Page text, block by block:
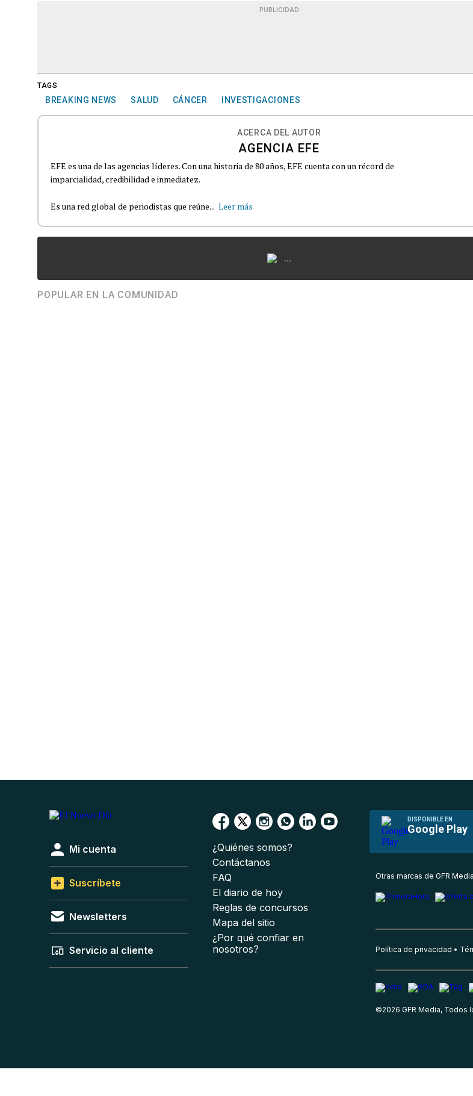
PUBLICIDAD
TAGS
BREAKING NEWS SALUD CÁNCER INVESTIGACIONES
ACERCA DEL AUTOR
AGENCIA EFE
EFE es una de las agencias líderes. Con una historia de 80 años, EFE cuenta con un récord de
imparcialidad, credibilidad e inmediatez.
Es una red global de periodistas que reúne... Leer más
...
POPULAR EN LA COMUNIDAD
DISPONIBLE EN
Google Play
Mi cuenta
Suscríbete
Newsletters
Servicio al cliente
¿Quiénes somos?
Contáctanos
FAQ
El diario de hoy
Reglas de concursos
Mapa del sitio
¿Por qué confiar en
nosotros?
Otras marcas de GFR Media
Política de privacidad
©2026 GFR Media, Todos